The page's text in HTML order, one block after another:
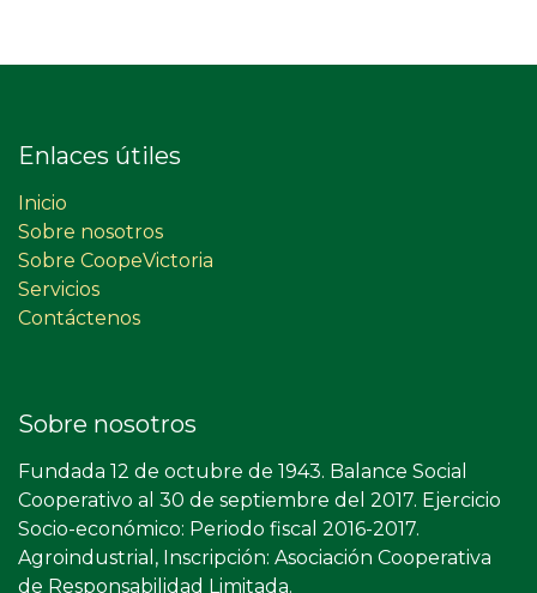
Enlaces útiles
Inicio
Sobre nosotros
Sobre CoopeVictoria
Servicios
Contáctenos
Sobre nosotros
Fundada 12 de octubre de 1943. Balance Social
Cooperativo al 30 de septiembre del 2017. Ejercicio
Socio-económico: Periodo fiscal 2016-2017.
Agroindustrial, Inscripción: Asociación Cooperativa
de Responsabilidad Limitada.